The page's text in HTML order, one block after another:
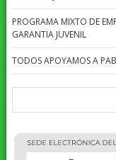
PROGRAMA MIXTO DE
GARANTIA JUVENIL
TODOS APOYAMOS A